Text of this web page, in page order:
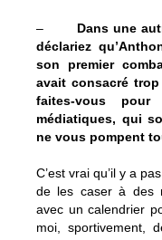
– Dans une
déclariez
son premier
avait consacré
faites-vous
médiatiques, qui
ne vous pompent
C’est vrai qu’il y a
de les caser à des
avec un calendrier
moi, sportivement,